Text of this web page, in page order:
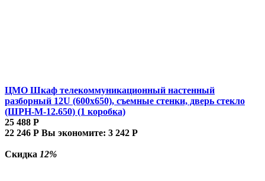
ЦМО Шкаф телекоммуникационный настенный
разборный 12U (600х650), съемные стенки, дверь стекло
(ШРН-М-12.650) (1 коробка)
25 488 Р
22 246 Р Вы экономите: 3 242 Р
Скидка 12%